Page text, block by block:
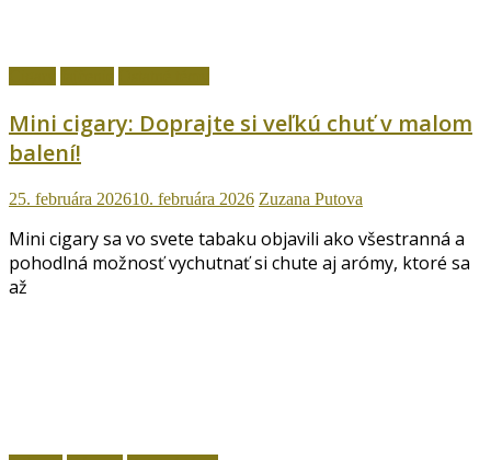
Mini cigary: Doprajte si veľkú chuť v malom
balení!
25. februára 202610. februára 2026 Zuzana Putova
Mini cigary sa vo svete tabaku objavili ako všestranná a
pohodlná možnosť vychutnať si chute aj arómy, ktoré sa
až